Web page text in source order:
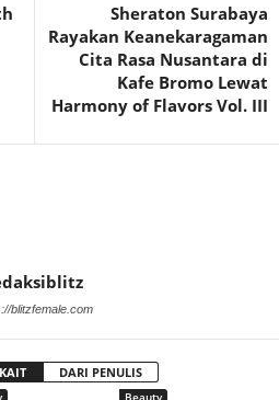
Sheraton Surabaya
Rayakan Keanekaragaman
Cita Rasa Nusantara di
Kafe Bromo Lewat
Harmony of Flavors Vol. III
blitzfemale.com
DARI PENULIS
Beauty